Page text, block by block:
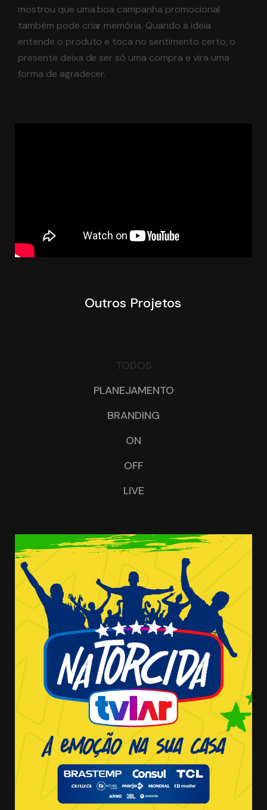
mostrou que uma boa campanha promocional
também pode criar memória. Quando a ideia
entende o produto e toca no sentimento certo, o
presente deixa de ser só uma compra e vira uma
forma de agradecer.
Outros Projetos
TODOS
PLANEJAMENTO
BRANDING
ON
OFF
LIVE